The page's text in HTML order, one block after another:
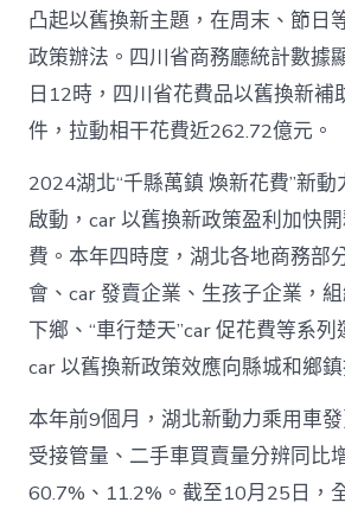
凸起以舊換新主題，在周末、節日
政策辦法。四川省商務廳統計數據
日12時，四川省花費品以舊換新補
件，拉動相干花費近262.72億元。
2024湖北“千縣萬鎮 煥新花費”新動
啟動，car 以舊換新政策盈利加快
費。本年四時度，湖北各地商務部
會、car 發賣企業、生孩子企業，
下鄉、“車行楚天”car 促花費等系
car 以舊換新政策效應向縣城和鄉鎮
本年前9個月，湖北新動力乘用車
受接管量、二手車買賣量分辨同比
60.7%、11.2%。截至10月25日，